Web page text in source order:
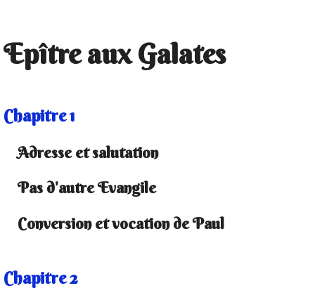
Epître aux Galates
Chapitre 1
Adresse et salutation
Pas d'autre Evangile
Conversion et vocation de Paul
Chapitre 2